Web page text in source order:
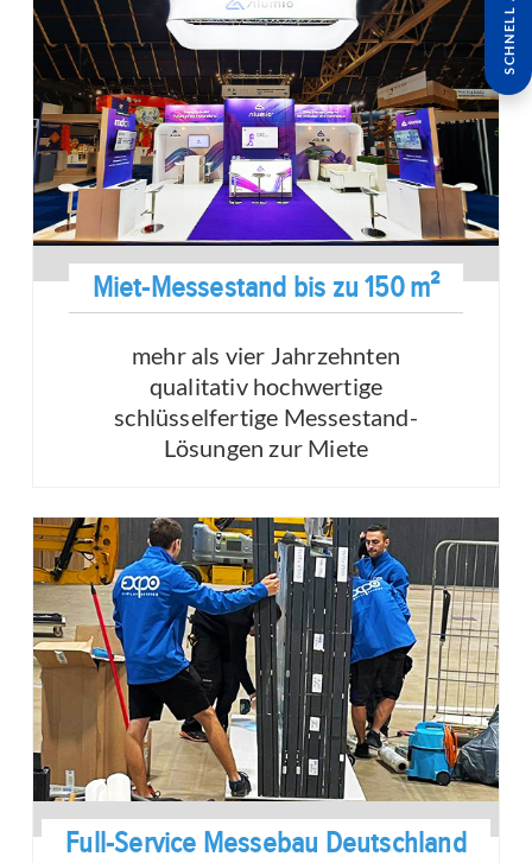
Miet-Messestand bis zu 150 m²
mehr als vier Jahrzehnten
qualitativ hochwertige
schlüsselfertige Messestand-
Lösungen zur Miete
Full-Service Messebau Deutschland